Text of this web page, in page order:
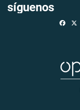
síguenos